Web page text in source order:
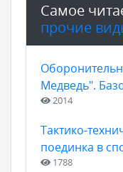
Самое
прочие
Медведь".
2014
Тактико-
поединка в
1788